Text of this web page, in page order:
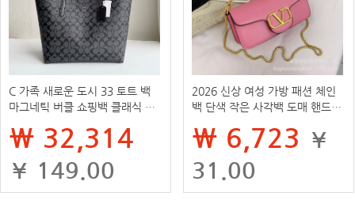
C 가족 새로운 도시 33 토트 백
마그네틱 버클 쇼핑백 클래식 노
₩ 32,314
¥ 149.00
2026 신상 여성 가방 패션 체인
백 단색 작은 사각백 도매 핸드백
₩ 6,723 ¥
31.00